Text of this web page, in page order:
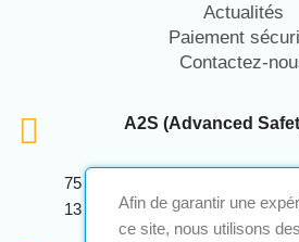
Actualités
Paiement
Contactez-
A2S (Advanced
75 Avenue Marcellin Berthelot
13 290 Aix En Provence
Afin de garantir une
ce site, nous utilisons